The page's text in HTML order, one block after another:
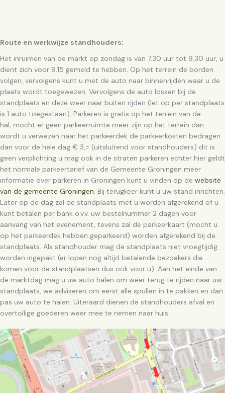
Route en werkwijze standhouders:
Het inruimen van de markt op zondag is van 7.30 uur tot 9.30 uur, u
dient zich voor 9.15 gemeld te hebben. Op het terrein de borden
volgen, vervolgens kunt u met de auto naar binnenrijden waar u de
plaats wordt toegewezen. Vervolgens de auto lossen bij de
standplaats en deze weer naar buiten rijden (let op per standplaats
is 1 auto toegestaan). Parkeren is gratis op het terrein van de
hal, mocht er geen parkeerruimte meer zijn op het terrein dan
wordt u verwezen naar het parkeerdek de parkeerkosten bedragen
dan voor de hele dag € 3,= (uitsluitend voor standhouders) dit is
geen verplichting u mag ook in de straten parkeren echter hier geldt
het normale parkeertarief van de Gemeente Groningen meer
informatie over parkeren in Groningen kunt u vinden op de website
van de gemeente Groningen. Bij terugkeer kunt u uw stand inrichten.
Later op de dag zal de standplaats met u worden afgerekend of u
kunt betalen per bank o.v.v. uw bestelnummer 2 dagen voor
aanvang van het evenement, tevens zal de parkeerkaart (mocht u
op het parkeerdek hebben geparkeerd) worden afgerekend bij de
standplaats. Als standhouder mag de standplaats niet vroegtijdig
worden ingepakt (er lopen nog altijd betalende bezoekers die
komen voor de standplaatsen dus ook voor u). Aan het einde van
de marktdag mag u uw auto halen om weer terug te rijden naar uw
standplaats, we adviseren om eerst alle spullen in te pakken en dan
pas uw auto te halen. Uiteraard dienen de standhouders afval en
overtollige goederen weer mee te nemen naar huis.